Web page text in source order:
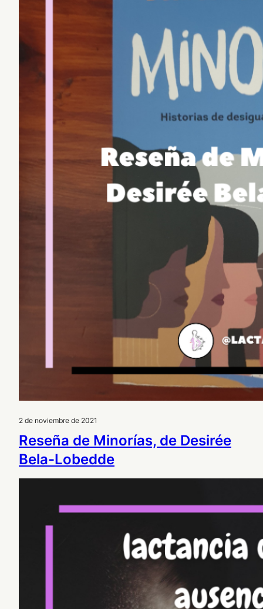
2 de noviembre de 2021
Reseña de Minorías, de Desirée
Bela-Lobedde